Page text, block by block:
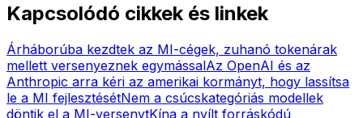
Kapcsolódó cikkek és linkek
Árháborúba kezdtek az MI-cégek, zuhanó tokenárak
mellett versenyeznek egymássalAz OpenAI és az
Anthropic arra kéri az amerikai kormányt, hogy lassítsa
le a MI fejlesztésétNem a csúcskategóriás modellek
döntik el a MI-versenytKína a nyílt forráskódú